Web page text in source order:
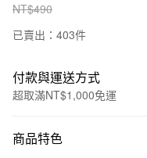
NT$490
已賣出：403件
付款與運送方式
超取滿NT$1,000免運
信用卡一次付款
商品特色